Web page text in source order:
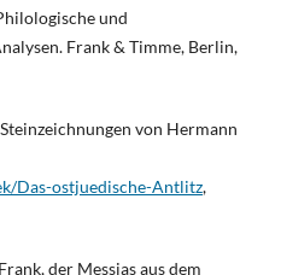
und
Frank & Timme, Berlin,
von Hermann
Das-ostjuedische-Antlitz,
der Messias aus dem